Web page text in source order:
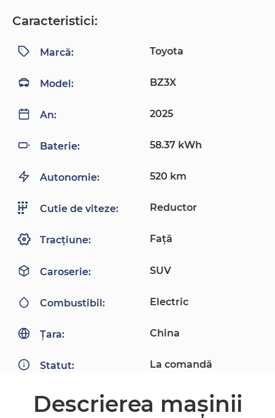
Caracteristici:
Marcă: Toyota
Model: BZ3X
An: 2025
Baterie: 58.37 kWh
Autonomie: 520 km
Cutie de viteze: Reductor
Tracțiune: Față
Caroserie: SUV
Combustibil: Electric
Țara: China
Statut: La comandă
Descrierea mașinii